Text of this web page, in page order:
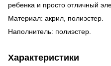
ребенка и просто отличный
Материал: акрил, полиэстер.
Наполнитель: полиэстер.
Характеристики